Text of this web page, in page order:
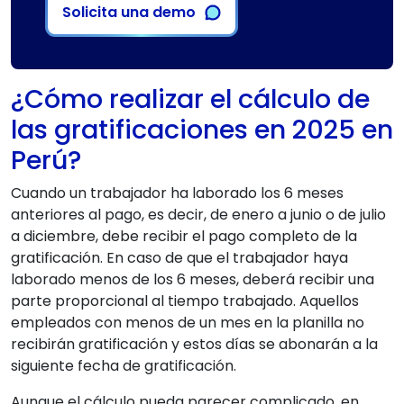
Solicita una demo
¿Cómo realizar el cálculo de
las gratificaciones en 2025 en
Perú?
Cuando un trabajador ha laborado los 6 meses
anteriores al pago, es decir, de enero a junio o de julio
a diciembre, debe recibir el pago completo de la
gratificación. En caso de que el trabajador haya
laborado menos de los 6 meses, deberá recibir una
parte proporcional al tiempo trabajado. Aquellos
empleados con menos de un mes en la planilla no
recibirán gratificación y estos días se abonarán a la
siguiente fecha de gratificación.